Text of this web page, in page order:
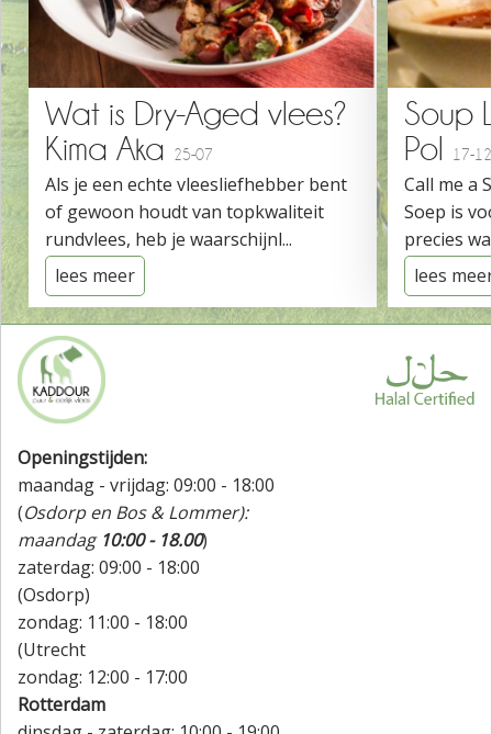
Wat is Dry-Aged vlees?
Kima Aka
25-07
Als je een echte vleesliefhebber bent
of gewoon houdt van topkwaliteit
rundvlees, heb je waarschijnl...
lees meer
Soup
Pol
17-12
Call me a
Soep is
precies
lees
Openingstijden:
maandag - vrijdag: 09:00 - 18:00
(Osdorp en Bos & Lommer):
maandag 10:00 - 18.00)
zaterdag: 09:00 - 18:00
(Osdorp)
zondag: 11:00 - 18:00
(Utrecht
zondag: 12:00 - 17:00
Rotterdam